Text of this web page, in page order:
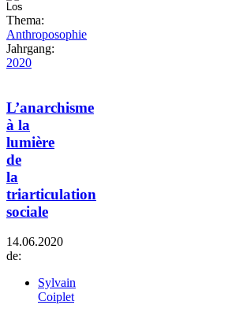
Thema:
Anthroposophie
Jahrgang:
2020
L’anarchisme
à la
lumière
de
la
triarticulation
sociale
14.06.2020
de:
Sylvain
Coiplet